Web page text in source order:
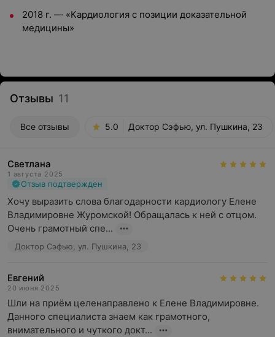
2018 г. — «Кардиология с позиции доказательной
медицины»
Отзывы 11
Все отзывы 5.0 Доктор Сэфью, ул. Пушкина, 23
Светлана
1 августа 2025
Отзыв подтвержден
Хочу выразить слова благодарности кардиологу Елене
Владимировне Журомской! Обращалась к ней с отцом.
Очень грамотный спе...
Доктор Сэфью, ул. Пушкина, 23
Евгений
20 июня 2025
Шли на приём целенаправлено к Елене Владимировне.
Данного специалиста знаем как грамотного,
внимательного и чуткого докт...